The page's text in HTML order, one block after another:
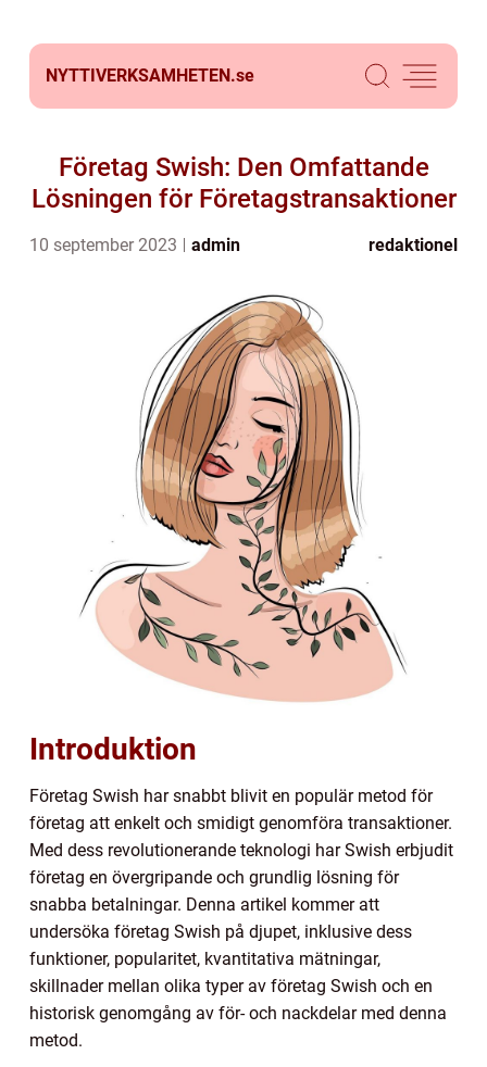
NYTTIVERKSAMHETEN.se
Företag Swish: Den Omfattande
Lösningen för Företagstransaktioner
10 september 2023 admin redaktionel
Introduktion
Företag Swish har snabbt blivit en populär metod för
företag att enkelt och smidigt genomföra transaktioner.
Med dess revolutionerande teknologi har Swish erbjudit
företag en övergripande och grundlig lösning för
snabba betalningar. Denna artikel kommer att
undersöka företag Swish på djupet, inklusive dess
funktioner, popularitet, kvantitativa mätningar,
skillnader mellan olika typer av företag Swish och en
historisk genomgång av för- och nackdelar med denna
metod.